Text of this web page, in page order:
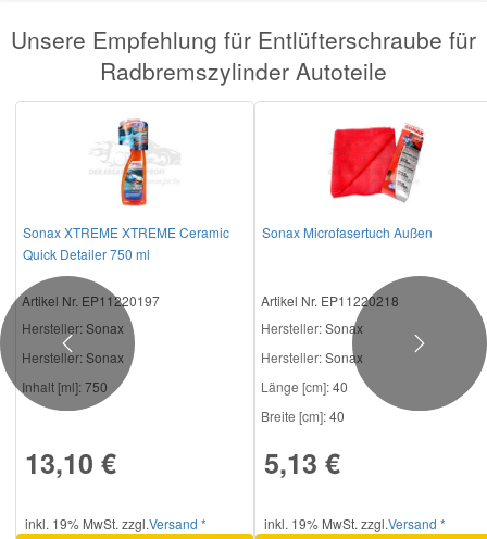
Unsere Empfehlung für Entlüfterschraube für
Radbremszylinder Autoteile
Sonax XTREME XTREME Ceramic
Quick Detailer 750 ml
Artikel Nr. EP11220197
Hersteller: Sonax
Hersteller: Sonax
Inhalt [ml]: 750
13,10 €
inkl. 19% MwSt. zzgl.Versand *
Sonax Microfasertuch Außen
Artikel Nr. EP11220218
Hersteller: Sonax
Hersteller:Sonax
Länge [cm]:40
Breite [cm]:40
5,13 €
inkl. 19% MwSt. zzgl.Versand *
Previous Next
Volvo Ersatzteile